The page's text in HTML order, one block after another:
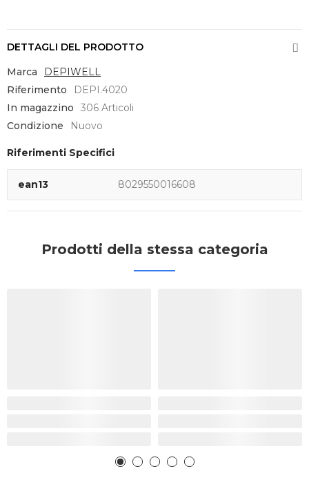
DETTAGLI DEL PRODOTTO
Marca
DEPIWELL
Riferimento
DEPI.4020
In magazzino
306 Articoli
Condizione
Nuovo
Riferimenti Specifici
ean13 8029550016608
Prodotti della stessa categoria